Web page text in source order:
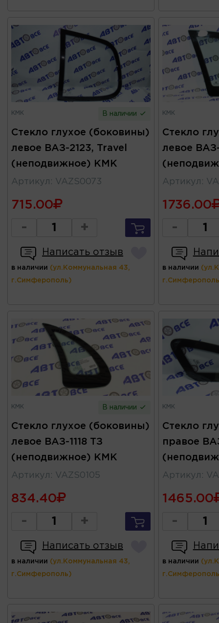
КМК В наличии
Стекло глухое (боковины)
левое ВАЗ-2123, Travel
(неподвижное) КМК
Артикул : VAZS0073
715.00
- +
Написать отзыв
в наличии (ул.Коммунальная 43,
г.Симферополь)
КМК
Стекло
левое ВАЗ-
Артикул :
1736.00
-
в наличии
КМК В наличии
Стекло глухое (боковины)
левое ВАЗ-1118 ТЗ
(неподвижное) КМК
Артикул : VAZS0105
834.40
- +
Написать отзыв
в наличии (ул.Коммунальная 43,
г.Симферополь)
КМК
Стекло
правое
Артикул :
1465.00
-
в наличии